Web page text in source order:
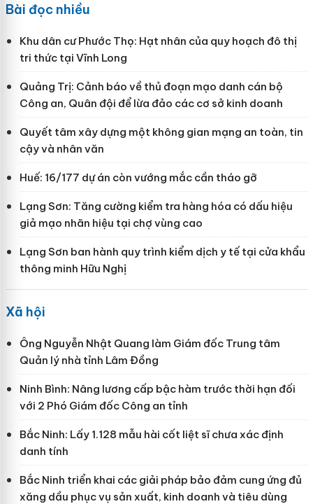
Bài đọc nhiều
Khu dân cư Phước Thọ: Hạt nhân của quy hoạch đô thị
tri thức tại Vĩnh Long
Quảng Trị: Cảnh báo về thủ đoạn mạo danh cán bộ
Công an, Quân đội để lừa đảo các cơ sở kinh doanh
Quyết tâm xây dựng một không gian mạng an toàn, tin
cậy và nhân văn
Huế: 16/177 dự án còn vướng mắc cần tháo gỡ
Lạng Sơn: Tăng cường kiểm tra hàng hóa có dấu hiệu
giả mạo nhãn hiệu tại chợ vùng cao
Lạng Sơn ban hành quy trình kiểm dịch y tế tại cửa khẩu
thông minh Hữu Nghị
Xã hội
Ông Nguyễn Nhật Quang làm Giám đốc Trung tâm
Quản lý nhà tỉnh Lâm Đồng
Ninh Bình: Nâng lương cấp bậc hàm trước thời hạn đối
với 2 Phó Giám đốc Công an tỉnh
Bắc Ninh: Lấy 1.128 mẫu hài cốt liệt sĩ chưa xác định
danh tính
Bắc Ninh triển khai các giải pháp bảo đảm cung ứng đủ
xăng dầu phục vụ sản xuất, kinh doanh và tiêu dùng